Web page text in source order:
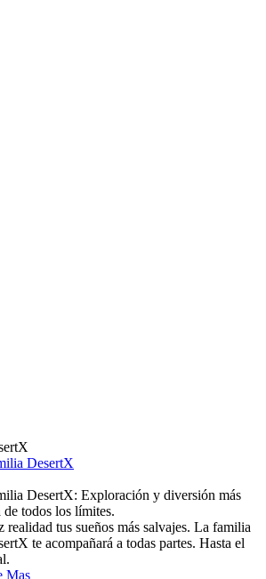
DesertX
DesertX: Exploración y diversión más
de todos los límites.
realidad tus sueños más salvajes. La familia
te acompañará a todas partes. Hasta el
Mas